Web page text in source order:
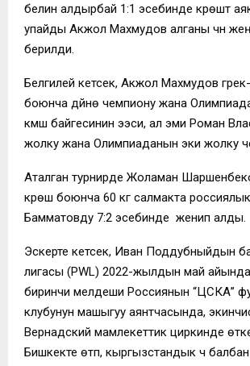
белин алдырбай 1:1 эсебинде күрөштү
упайды Акжол Махмудов алганы үчүн
берилди.
Белгилей кетсек, Акжол Махмудов грек-
боюнча дүйнө чемпиону жана
күмүш байгесинин ээси, ал эми Роман
жолку жана Олимпиаданын эки жолку
Аталган турнирде Жоламан
күрөшү боюнча 60 кг салмакта
Бамматовду 7:2 эсебинде женип алды.
Эскерте кетсек, Иван Поддубныйдын
лигасы (PWL) 2022-жылдын май айында
биринчи мелдеши Россиянын “ЦСКА”
клубунун машыгуу аянтчасында,
Вернадский мамлекеттик циркинде
Бишкекте өтүп, кыргызстандык үч балбан